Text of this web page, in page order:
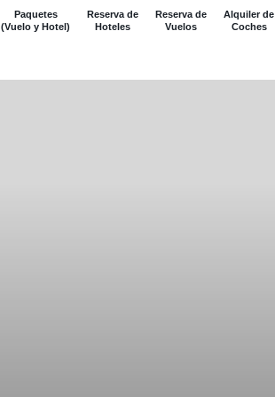
Paquetes
(Vuelo y Hotel)
Reserva de
Hoteles
Reserva de
Vuelos
Alquiler de
Coches